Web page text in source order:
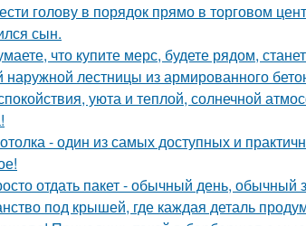
голову в порядок прямо в торговом
сын.
что купите мерс, будете рядом,
лестницы из армированного
уюта и теплой, солнечной
- один из самых доступных и
отдать пакет - обычный день, обычный
под крышей, где каждая деталь